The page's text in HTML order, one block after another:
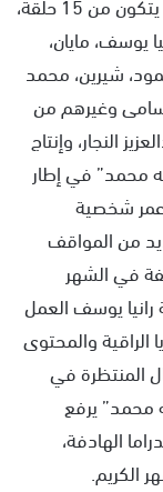
يوسف، مايان،
شيرين، محمد
سامى وغيرهم من
النجار، وإنتاج
محمد” في إطار
شخصية
من المواقف
في الشهر
يوسف العمل
الراقية والمحتوى
المنتظرة في
يرفع
الهادفة،
الكريم.